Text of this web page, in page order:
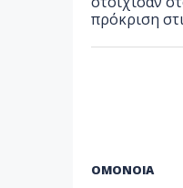
πρόκριση
ΟΜΟΝΟΙΑ